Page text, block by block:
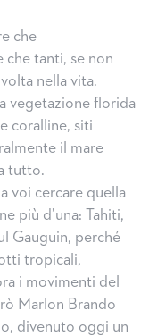
che
tanti, se non
nella vita.
vegetazione florida
coralline, siti
il mare
tutto.
voi cercare quella
più d’una: Tahiti,
Gauguin, perché
tropicali,
i movimenti del
Marlon Brando
divenuto oggi un